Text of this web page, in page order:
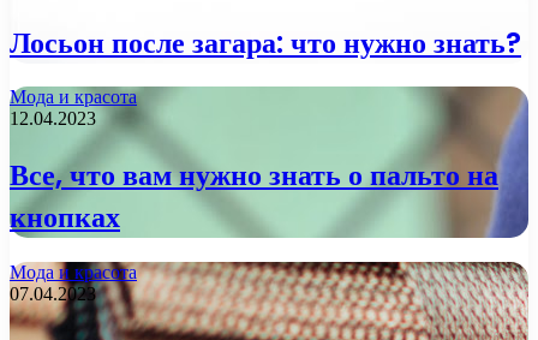
Лосьон после загара: что нужно знать?
Мода и красота
12.04.2023
Все, что вам нужно знать о пальто на
кнопках
Мода и красота
07.04.2023